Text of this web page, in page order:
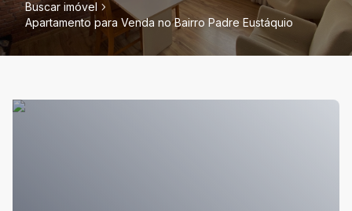
Buscar imóvel
Apartamento para Venda no Bairro Padre Eustáquio